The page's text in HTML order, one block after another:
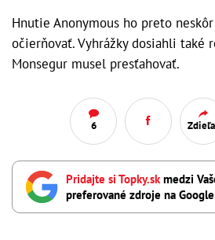
Hnutie Anonymous ho preto
očierňovať. Vyhrážky dosiahli také
Monsegur musel presťahovať.
6
Pridajte si Topky.sk medzi
preferované zdroje na Google